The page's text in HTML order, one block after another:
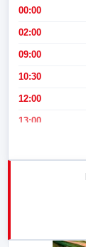
00:00
02:00
09:00
10:30
12:00
13:00